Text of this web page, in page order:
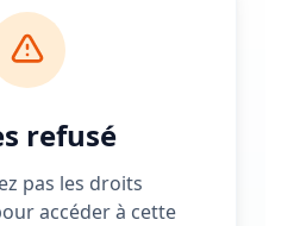
refusé
pas les droits
accéder à cette